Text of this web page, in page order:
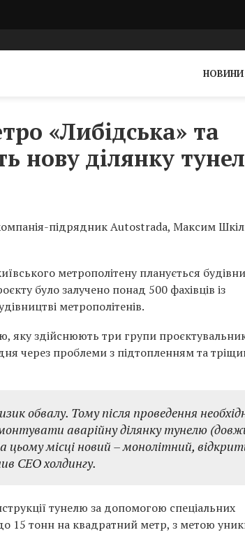
НОВИНИ
«Либідська» та
нову ділянку
підрядник Autostrada, Максим
метрополітену планується
було залучено понад 500 фахівців із
метрополітенів.
яку здійснюють три групи
через проблеми з підтопленням та
обвалу. Тому після проведення
аварійну ділянку тунелю
цьому місці новий – монолітний,
CEO холдингу.
тунелю за допомогою спеціальних
15 тонн на квадратний метр, з метою